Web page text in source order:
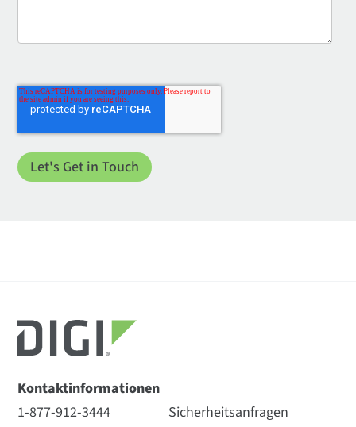
Kontaktinformationen
1-877-912-3444
Sicherheitsanfragen